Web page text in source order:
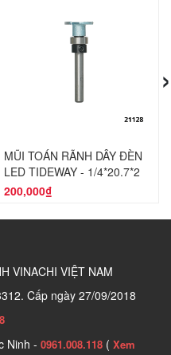
MŨI TOÁN RÃNH DÂY ĐÈN
LED TIDEWAY - 1/4*20.7*2
200,000₫
›
VINACHI VIỆT NAM
Cấp ngày 27/09/2018
Ninh - 0961.008.118 ( Xem